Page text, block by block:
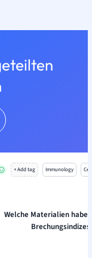
+ Add tag Immunology
Welche Materialien